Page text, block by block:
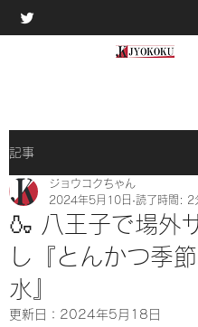
記事
🍶 八王子で場外
し『とんかつ季
水』
ジョウコクちゃん
2024年5月10日 読了時間: 2
更新日： 2024年5月18日